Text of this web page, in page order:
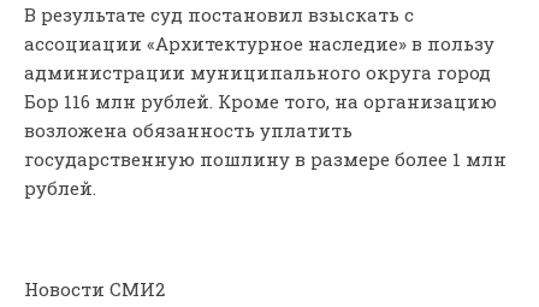
В результате суд постановил взыскать с
ассоциации «Архитектурное наследие» в пользу
администрации муниципального округа город
Бор 116 млн рублей. Кроме того, на организацию
возложена обязанность уплатить
государственную пошлину в размере более 1 млн
рублей.
Новости СМИ2